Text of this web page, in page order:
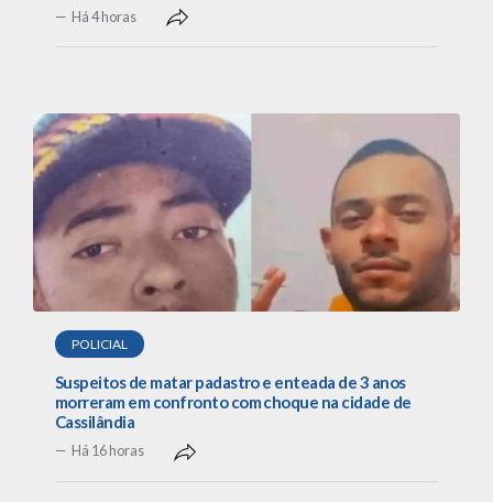
Há 4 horas
POLICIAL
Suspeitos de matar padastro e enteada de 3 anos
morreram em confronto com choque na cidade de
Cassilândia
Há 16 horas